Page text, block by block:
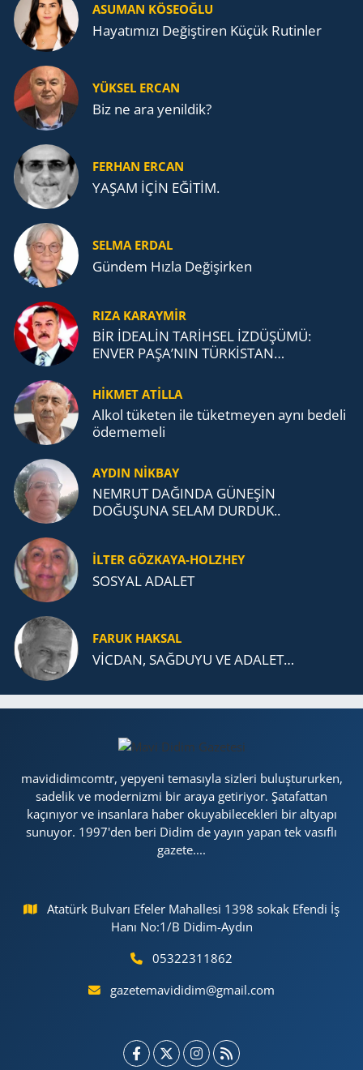
ASUMAN KÖSEOĞLU
Ha­ya­tı­mı­zı De­ğiş­ti­ren Küçük Ru­tin­ler
YÜKSEL ERCAN
Biz ne ara yenildik?
FERHAN ERCAN
YAŞAM İÇİN EĞİTİM.
SELMA ERDAL
Gündem Hızla Değişirken
RIZA KARAYMIR
BİR İDEALİN TARİHSEL İZDÜŞÜMÜ:
ENVER PAŞA’NIN TÜRKİSTAN
TEŞKİLATI’NA UZANAN MİRASI
HİKMET ATİLLA
Alkol tü­ke­ten ile tü­ket­me­yen aynı be­de­li
öde­me­me­li
AYDIN NİKBAY
NEMRUT DAĞINDA GÜNEŞİN
DOĞUŞUNA SELAM DURDUK..
İLTER GÖZKAYA-HOLZHEY
SOSYAL ADALET
FARUK HAKSAL
VİCDAN, SAĞ­DU­YU VE ADA­LET…
mavididimcomtr, yepyeni temasıyla sizleri buluştururken,
sadelik ve modernizmi bir araya getiriyor. Şatafattan
kaçınıyor ve insanlara haber okuyabilecekleri bir altyapı
sunuyor. 1997'den beri Didim de yayın yapan tek vasıflı
gazete....
Atatürk Bulvarı Efeler Mahallesi 1398 sokak Efendi İş
Hanı No:1/B Didim-Aydın
05322311862
gazetemavididim@gmail.com